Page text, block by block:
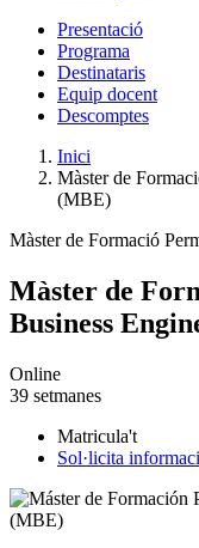
Presentació
Programa
Destinataris
Equip docent
Descomptes
Inici
Màster de
(MBE)
Màster de Formació
Màster de
Business
Online
39 setmanes
Matricula't
Sol·licita